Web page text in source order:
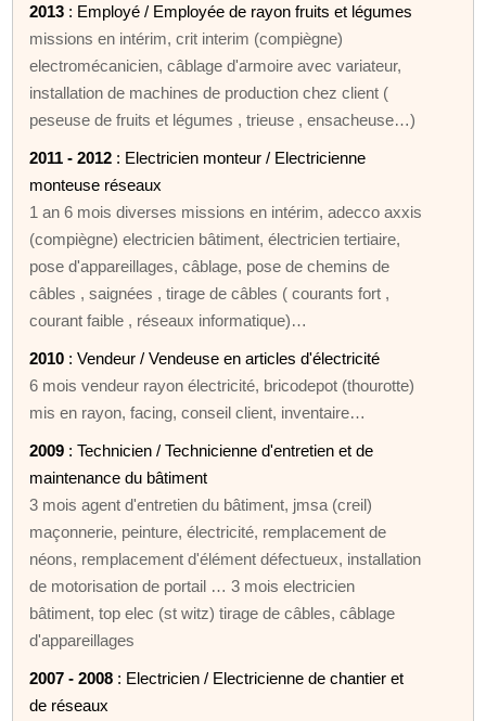
2013 : Employé / Employée de rayon fruits et légumes
missions en intérim, crit interim (compiègne)
electromécanicien, câblage d'armoire avec variateur,
installation de machines de production chez client (
peseuse de fruits et légumes , trieuse , ensacheuse…)
2011 - 2012 : Electricien monteur / Electricienne
monteuse réseaux
1 an 6 mois diverses missions en intérim, adecco axxis
(compiègne) electricien bâtiment, électricien tertiaire,
pose d'appareillages, câblage, pose de chemins de
câbles , saignées , tirage de câbles ( courants fort ,
courant faible , réseaux informatique)…
2010 : Vendeur / Vendeuse en articles d'électricité
6 mois vendeur rayon électricité, bricodepot (thourotte)
mis en rayon, facing, conseil client, inventaire…
2009 : Technicien / Technicienne d'entretien et de
maintenance du bâtiment
3 mois agent d'entretien du bâtiment, jmsa (creil)
maçonnerie, peinture, électricité, remplacement de
néons, remplacement d'élément défectueux, installation
de motorisation de portail … 3 mois electricien
bâtiment, top elec (st witz) tirage de câbles, câblage
d'appareillages
2007 - 2008 : Electricien / Electricienne de chantier et
de réseaux